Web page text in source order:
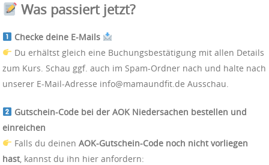
Was passiert jetzt?
Checke deine E-Mails
Du erhältst gleich eine Buchungsbestätigung mit allen Details
zum Kurs. Schau ggf. auch im Spam-Ordner nach und halte nach
unserer E-Mail-Adresse info@mamaundfit.de Ausschau.
Gutschein-Code bei der AOK Niedersachen bestellen und
einreichen
Falls du deinen AOK-Gutschein-Code noch nicht vorliegen
hast, kannst du ihn hier anfordern: